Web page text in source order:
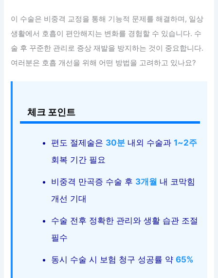
이 수술은 비중격 교정을 통해 기능적 문제를 해결하며, 일상
생활에서 호흡이 편안해지는 변화를 경험할 수 있습니다. 수
술 후 꾸준한 관리로 증상 재발을 방지하는 것이 중요합니다.
여러분은 호흡 개선을 위해 어떤 방법을 고려하고 있나요?
체크 포인트
편도 절제술은 30분 내외 수술과1~2주
회복 기간 필요
비중격 만곡증 수술 후 3개월 내 코막힘
개선 기대
수술 전후 정확한 관리와 생활 습관 조절
필수
동시 수술 시 보험 청구 성공률 약65%